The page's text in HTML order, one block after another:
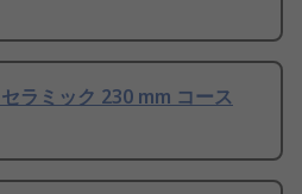
ラミック 230 mm コース